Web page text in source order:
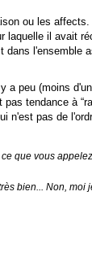
ou les
laquelle il avait
dans l'ensemble
peu (moins
tendance à
n'est pas de
que vous
bien... Non, moi